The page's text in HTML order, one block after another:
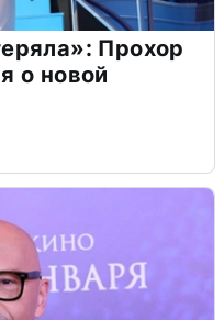
Прохор
о новой